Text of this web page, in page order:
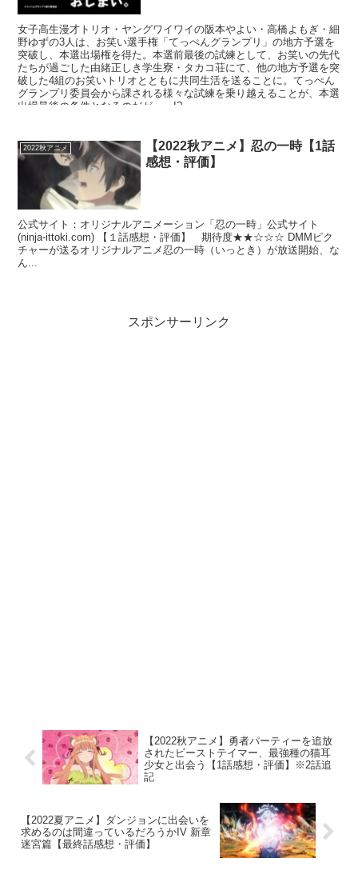
女子高生漫才トリオ・ヤングワイワイの阪本やよい・高橋よもぎ・細
野ゆずの3人は、お笑い選手権「てっぺんグランプリ」の地方予選を
突破し、本選出場権を得た。本選前最後の試練として、お笑いの先代
たちが過ごした由緒正しき学生寮・タカコ荘にて、他の地方予選を突
破した4組のお笑いトリオとともに共同生活を送ることに。てっぺん
グランプリ委員会から課される様々な試練を乗り越えることが、本選
出場最後の条件となるのだが――!?
2022秋アニメ
【2022秋アニメ】忍の一時【1話
感想・評価】
公式サイト：オリジナルアニメーション「忍の一時」公式サイト
(ninja-ittoki.com) 【１話感想・評価】 期待度★★☆☆☆ DMMピク
チャーが送るオリジナルアニメ忍の一時（いっとき）が放送開始、な
ん...
スポンサーリンク
【2022秋アニメ】勇者パーティーを追放
されたビーストテイマー、最強種の猫耳
少女と出会う【1話感想・評価】※2話追
記
【2022夏アニメ】ダンジョンに出会いを
求めるのは間違っているだろうかIV 新章
迷宮篇【最終話感想・評価】